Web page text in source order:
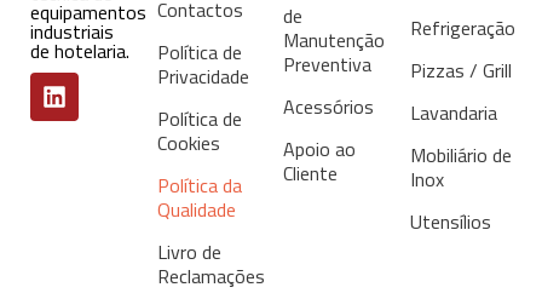
equipamentos
industriais
de hotelaria.
Contactos
Política de
Privacidade
Política de
Cookies
Política da
Qualidade
Livro de
Reclamações
de
Manutenção
Preventiva
Acessórios
Apoio ao
Cliente
Refrigeração
Pizzas / Grill
Lavandaria
Mobiliário de
Inox
Utensílios